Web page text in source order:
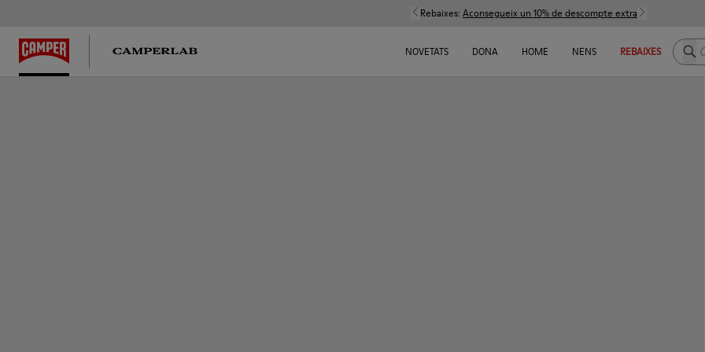
Rebaixes: Aconsegueix un 10% de descompte extra
NOVETATS DONA HOME NENS REBAIXES